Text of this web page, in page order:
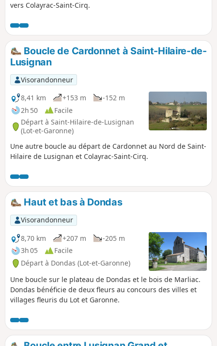
vers Colayrac-Saint-Cirq.
Boucle de Cardonnet à Saint-Hilaire-de-
Lusignan
Visorandonneur
8,41 km
+153 m
-152 m
2h 50
Facile
Départ à Saint-Hilaire-de-Lusignan
(Lot-et-Garonne)
Une autre boucle au départ de Cardonnet au Nord de Saint-
Hilaire de Lusignan et Colayrac-Saint-Cirq.
Haut et bas à Dondas
Visorandonneur
8,70 km
+207 m
-205 m
3h 05
Facile
Départ à Dondas (Lot-et-Garonne)
Une boucle sur le plateau de Dondas et le bois de Marliac.
Dondas bénéficie de deux fleurs au concours des villes et
villages fleuris du Lot et Garonne.